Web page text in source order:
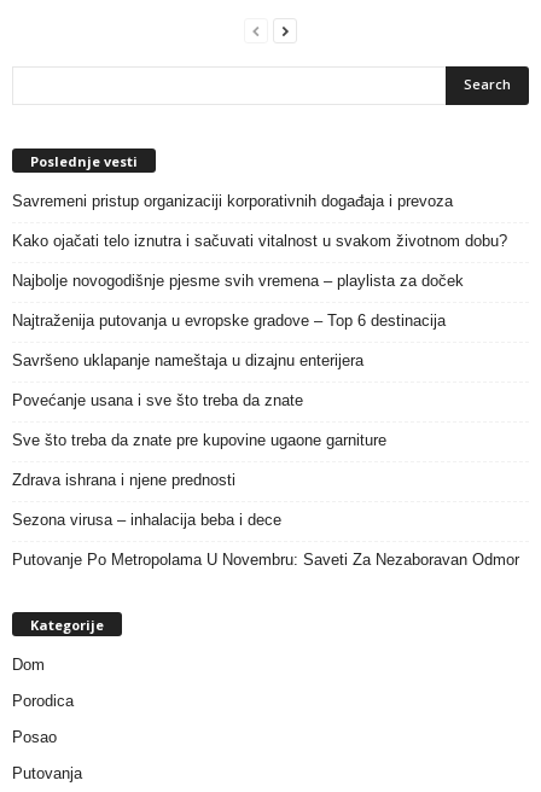
Poslednje vesti
Savremeni pristup organizaciji korporativnih događaja i prevoza
Kako ojačati telo iznutra i sačuvati vitalnost u svakom životnom dobu?
Najbolje novogodišnje pjesme svih vremena – playlista za doček
Najtraženija putovanja u evropske gradove – Top 6 destinacija
Savršeno uklapanje nameštaja u dizajnu enterijera
Povećanje usana i sve što treba da znate
Sve što treba da znate pre kupovine ugaone garniture
Zdrava ishrana i njene prednosti
Sezona virusa – inhalacija beba i dece
Putovanje Po Metropolama U Novembru: Saveti Za Nezaboravan Odmor
Kategorije
Dom
Porodica
Posao
Putovanja